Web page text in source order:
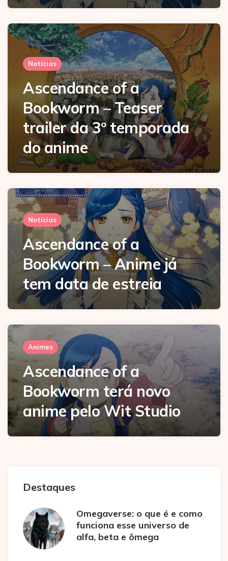
Notícias
Ascendance of a
Bookworm – Teaser
trailer da 3º temporada
do anime
Notícias
Ascendance of a
Bookworm – Anime já
tem data de estreia
Animes
Ascendance of a
Bookworm terá novo
anime pelo Wit Studio
Destaques
Omegaverse: o que é e como
funciona esse universo de
alfa, beta e ômega